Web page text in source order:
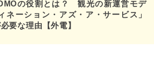
の役割とは？ 観光の新運営モデ
ネーション・アズ・ア・サービス」
要な理由【外電】